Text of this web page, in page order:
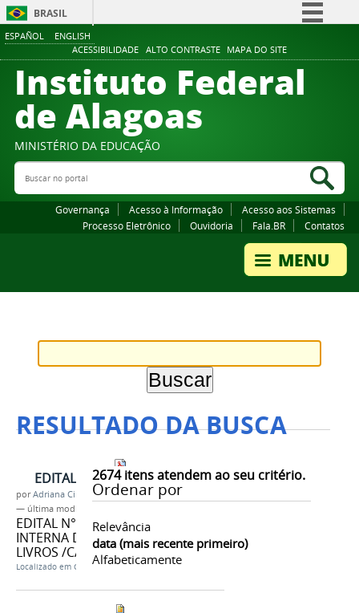
ESPAÑOL ENGLISH
ACESSIBILIDADE ALTO CONTRASTE MAPA DO SITE
BRASIL
Comunica BR
Participe
Canais
Instituto Federal
de Alagoas
MINISTÉRIO DA EDUCAÇÃO
Buscar no portal
Governança Acesso à Informação
Acesso aos Sistemas
Processo Eletrônico
Ouvidoria Fala.BR Contatos
RESULTADO DA BUSCA
2674itens atendem ao seu critério.
Ordenar por
Relevância
data (mais recente primeiro)
Alfabeticamente
EDITAL N° 01/2022
porAdriana Cirqueira
— última modificação
EDITAL N° 01/2022 COMISSÃO
INTERNA DE DESFAZIMENTO DE
LIVROS /CAMPUS SATUBA
Localizado em Campus /… /Editais /Gerais